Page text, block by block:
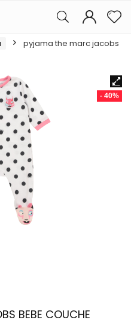
pyjama the marc jacobs
- 40%
BEBE COUCHE